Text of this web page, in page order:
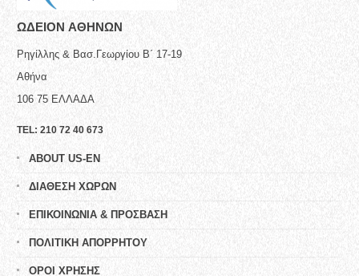
ΩΔΕΙΟN ΑΘΗΝΩΝ
Ρηγίλλης & Βασ.Γεωργίου Β΄ 17-19
Αθήνα
106 75 ΕΛΛΑΔΑ
TEL: 210 72 40 673
ABOUT US-EN
ΔΙΑΘΕΣΗ ΧΩΡΩΝ
ΕΠΙΚΟΙΝΩΝΙΑ & ΠΡΟΣΒΑΣΗ
ΠΟΛΙΤΙΚΗ ΑΠΟΡΡΗΤΟΥ
ΟΡΟΙ ΧΡΗΣΗΣ